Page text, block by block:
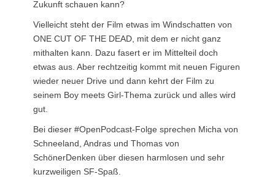
Zukunft schauen kann?
Vielleicht steht der Film etwas im Windschatten von
ONE CUT OF THE DEAD, mit dem er nicht ganz
mithalten kann. Dazu fasert er im Mittelteil doch
etwas aus. Aber rechtzeitig kommt mit neuen Figuren
wieder neuer Drive und dann kehrt der Film zu
seinem Boy meets Girl-Thema zurück und alles wird
gut.
Bei dieser #OpenPodcast-Folge sprechen Micha von
Schneeland, Andras und Thomas von
SchönerDenken über diesen harmlosen und sehr
kurzweiligen SF-Spaß.